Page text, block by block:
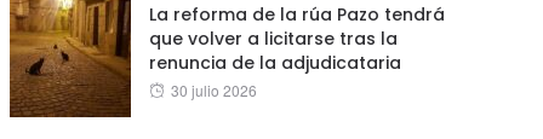
La reforma de la rúa Pazo tendrá
que volver a licitarse tras la
renuncia de la adjudicataria
Posted
30 julio 2026